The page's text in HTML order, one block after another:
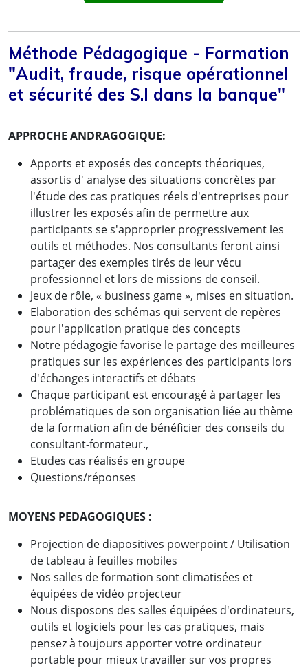
Méthode Pédagogique - Formation
"Audit, fraude, risque opérationnel
et sécurité des S.I dans la banque"
APPROCHE ANDRAGOGIQUE:
Apports et exposés des concepts théoriques,
assortis d' analyse des situations concrètes par
l'étude des cas pratiques réels d'entreprises pour
illustrer les exposés afin de permettre aux
participants se s'approprier progressivement les
outils et méthodes. Nos consultants feront ainsi
partager des exemples tirés de leur vécu
professionnel et lors de missions de conseil.
Jeux de rôle, « business game », mises en situation.
Elaboration des schémas qui servent de repères
pour l'application pratique des concepts
Notre pédagogie favorise le partage des meilleures
pratiques sur les expériences des participants lors
d'échanges interactifs et débats
Chaque participant est encouragé à partager les
problématiques de son organisation liée au thème
de la formation afin de bénéficier des conseils du
consultant-formateur.,
Etudes cas réalisés en groupe
Questions/réponses
MOYENS PEDAGOGIQUES :
Projection de diapositives powerpoint / Utilisation
de tableau à feuilles mobiles
Nos salles de formation sont climatisées et
équipées de vidéo projecteur
Nous disposons des salles équipées d'ordinateurs,
outils et logiciels pour les cas pratiques, mais
pensez à toujours apporter votre ordinateur
portable pour mieux travailler sur vos propres